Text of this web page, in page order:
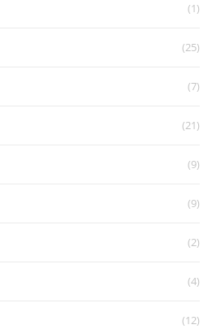
(1)
(25)
(7)
(21)
(9)
(9)
(2)
(4)
(12)